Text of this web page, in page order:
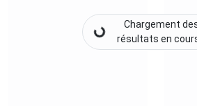
Chargement
résultats en